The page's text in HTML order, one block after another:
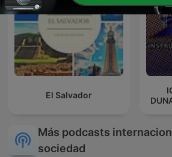
El Salvador
Más podcasts
sociedad